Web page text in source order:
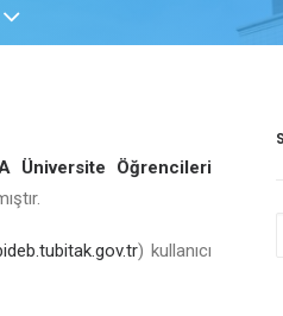
Üniversite Öğrencileri
) kullanıcı